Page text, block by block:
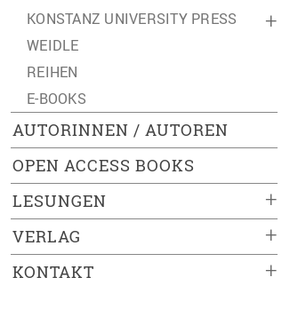
+
KONSTANZ UNIVERSITY PRESS
WEIDLE
REIHEN
E-BOOKS
AUTORINNEN / AUTOREN
OPEN ACCESS BOOKS
+
LESUNGEN
+
VERLAG
+
KONTAKT